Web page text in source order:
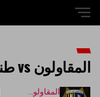
المقاولون vs طنطا
المقاولون